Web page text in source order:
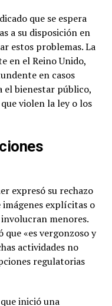
que se espera
a su disposición en
estos problemas. La
en el Reino Unido,
en casos
el bienestar público,
violen la ley o los
expresó su rechazo
explícitas o
menores.
que «es vergonzoso y
actividades no
regulatorias
inició una